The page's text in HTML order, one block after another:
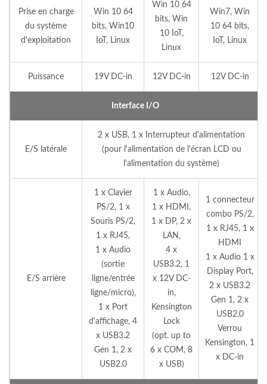
Prise en charge
du système
d'exploitation
Win 10 64
bits, Win10
IoT, Linux
Win 10 64
bits, Win
10 IoT,
Linux
Win7, Win
10 64 bits,
IoT, Linux
Puissance 19V DC-in 12V DC-in 12V DC-in
Interface I/O
E/S latérale
2 x USB, 1 x Interrupteur d'alimentation
(pour l'alimentation de l'écran LCD ou
l'alimentation du système)
E/S arrière
1 x Clavier
PS/2, 1 x
Souris PS/2,
1 x RJ45,
1 x Audio
(sortie
ligne/entrée
ligne/micro),
1 x Port
d'affichage, 4
x USB3.2
Gen 1, 2 x
USB2.0
1 x Audio,
1 x HDMI,
1 x DP, 2 x
LAN,
4 x
USB3.2, 1
x 12V DC-
in,
Kensington
Lock
(opt. up to
6 x COM, 8
x USB)
1 connecteur
combo PS/2,
1 x RJ45, 1 x
HDMI
1 x Audio 1 x
Display Port,
2 x USB3.2
Gen 1, 2 x
USB2.0
Verrou
Kensington, 1
x DC-in